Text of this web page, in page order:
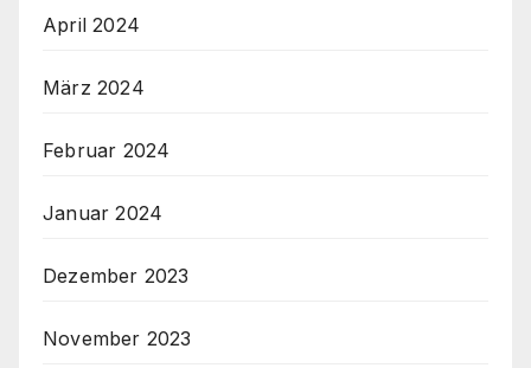
April 2024
März 2024
Februar 2024
Januar 2024
Dezember 2023
November 2023